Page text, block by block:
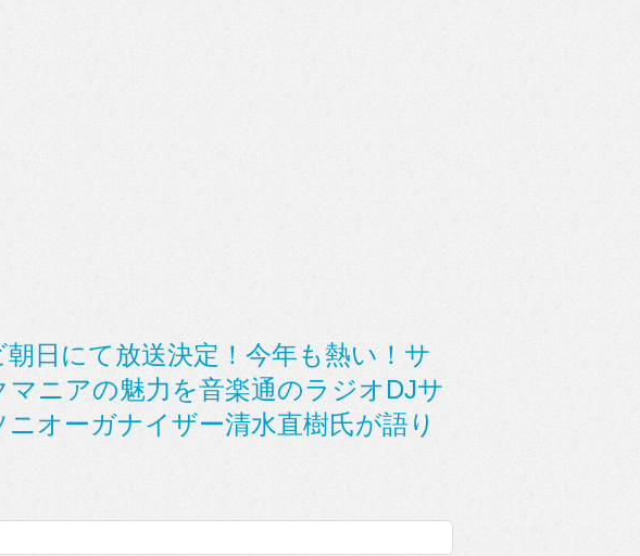
朝日にて放送決定！今年も熱い！サ
ニアの魅力を音楽通のラジオDJサ
オーガナイザー清水直樹氏が語り